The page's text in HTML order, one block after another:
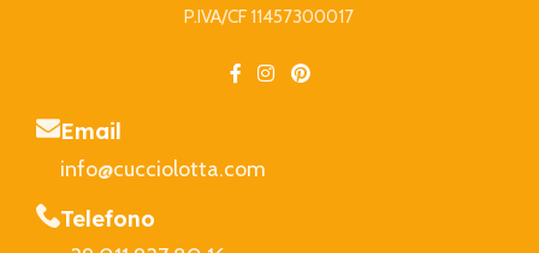
P.IVA/CF 11457300017
Email
info@cucciolotta.com
Telefono